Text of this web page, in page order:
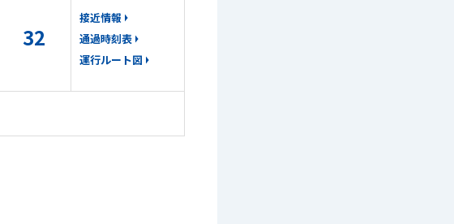
32
接近情報
通過時刻表
運行ルート図